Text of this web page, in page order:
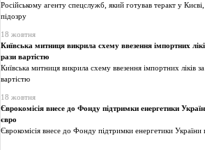
Російському агенту спецслужб, який готував теракт у
підозру
18 жовтня
Київська митниця викрила схему ввезення імпортних
рази вартістю
Київська митниця викрила схему ввезення імпортних ліків
вартістю
18 жовтня
Єврокомісія внесе до Фонду підтримки енергетики
євро
Єврокомісія внесе до Фонду підтримки енергетики